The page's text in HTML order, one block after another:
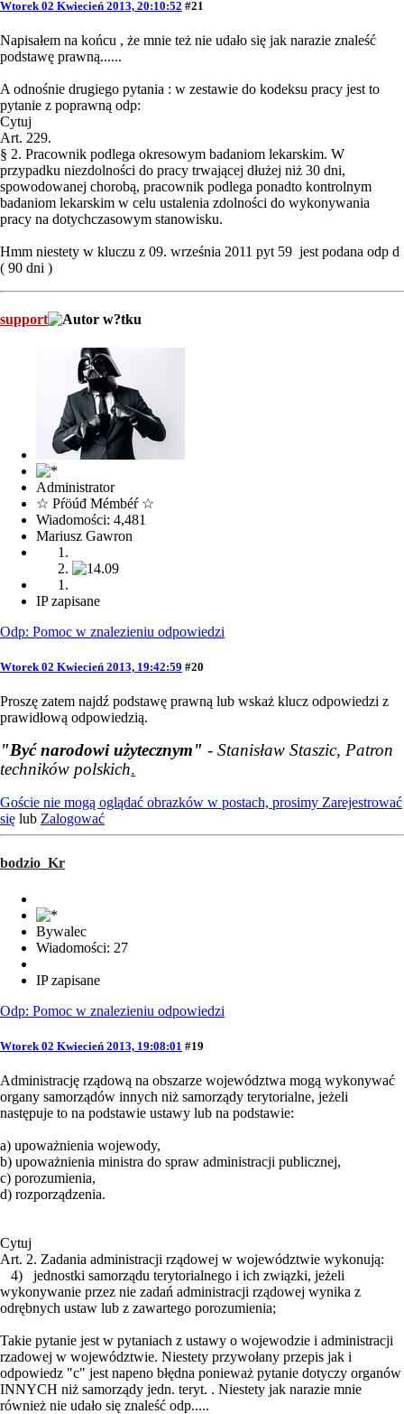
Wtorek 02 Kwiecień 2013, 20:10:52 #21
Napisałem na końcu , że mnie też nie udało się jak narazie znaleść
podstawę prawną......
A odnośnie drugiego pytania : w zestawie do kodeksu pracy jest to
pytanie z poprawną odp:
Cytuj
Art. 229.
§ 2. Pracownik podlega okresowym badaniom lekarskim. W
przypadku niezdolności do pracy trwającej dłużej niż 30 dni,
spowodowanej chorobą, pracownik podlega ponadto kontrolnym
badaniom lekarskim w celu ustalenia zdolności do wykonywania
pracy na dotychczasowym stanowisku.
Hmm niestety w kluczu z 09. września 2011 pyt 59 jest podana odp d
( 90 dni )
support
Administrator
☆ Pŕöúđ Mémbéŕ ☆
Wiadomości: 4,481
Mariusz Gawron
IP zapisane
Odp: Pomoc w znalezieniu odpowiedzi
Wtorek 02 Kwiecień 2013, 19:42:59 #20
Proszę zatem najdź podstawę prawną lub wskaż klucz odpowiedzi z
prawidłową odpowiedzią.
"Być narodowi użytecznym" - Stanisław Staszic, Patron
techników polskich.
Goście nie mogą oglądać obrazków w postach, prosimy Zarejestrować
się lub Zalogować
bodzio_Kr
Bywalec
Wiadomości: 27
IP zapisane
Odp: Pomoc w znalezieniu odpowiedzi
Wtorek 02 Kwiecień 2013, 19:08:01 #19
Administrację rządową na obszarze województwa mogą wykonywać
organy samorządów innych niż samorządy terytorialne, jeżeli
następuje to na podstawie ustawy lub na podstawie:
a) upoważnienia wojewody,
b) upoważnienia ministra do spraw administracji publicznej,
c) porozumienia,
d) rozporządzenia.
Cytuj
Art. 2. Zadania administracji rządowej w województwie wykonują:
4) jednostki samorządu terytorialnego i ich związki, jeżeli
wykonywanie przez nie zadań administracji rządowej wynika z
odrębnych ustaw lub z zawartego porozumienia;
Takie pytanie jest w pytaniach z ustawy o wojewodzie i administracji
rzadowej w województwie. Niestety przywołany przepis jak i
odpowiedz "c" jest napeno błędna ponieważ pytanie dotyczy organów
INNYCH niż samorządy jedn. teryt. . Niestety jak narazie mnie
również nie udało się znaleść odp.....